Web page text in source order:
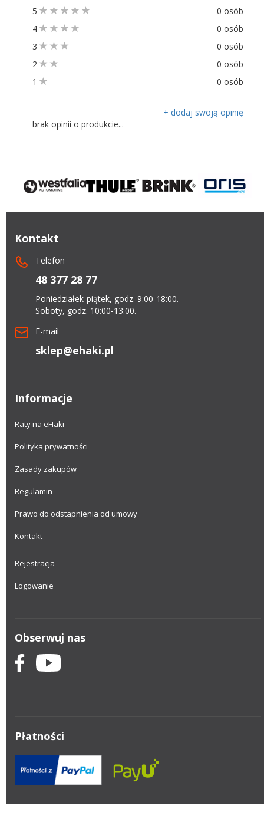
5
0 osób
4
0 osób
3
0 osób
2
0 osób
1
0 osób
+ dodaj swoją opinię
brak opinii o produkcie...
Kontakt
Telefon
48 377 28 77
Poniedziałek-piątek, godz. 9:00-18:00.
Soboty, godz. 10:00-13:00.
E-mail
sklep@ehaki.pl
Informacje
Raty na eHaki
Polityka prywatności
Zasady zakupów
Regulamin
Prawo do odstapnienia od umowy
Kontakt
Rejestracja
Logowanie
Obserwuj nas
Płatności